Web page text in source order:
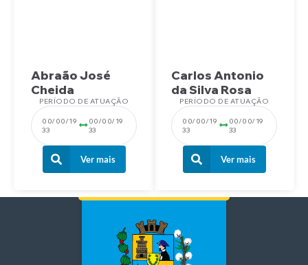
Abraão José
Cheida
PERÍODO DE ATUAÇÃO
00/00/19
33
00/00/19
33
Ver mais
Carlos Antonio
da Silva Rosa
PERÍODO DE ATUAÇÃO
00/00/19
33
00/00/19
33
Ver mais